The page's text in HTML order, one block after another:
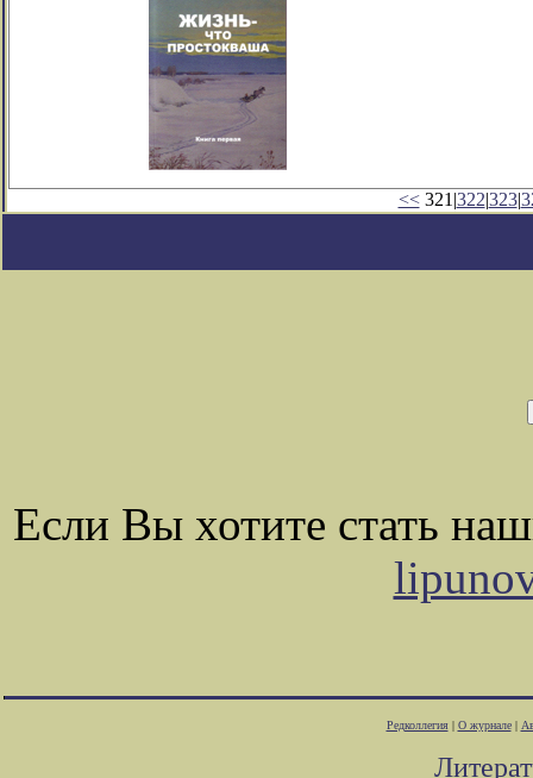
<<321|322|323|
Если Вы хотите стать
Редколлегия| О журнале|